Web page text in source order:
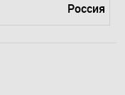
Россия